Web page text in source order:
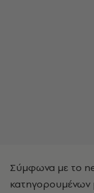
Σύμφωνα με το